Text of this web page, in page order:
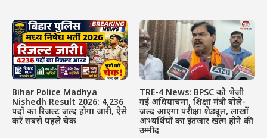
Bihar Police Madhya
Nishedh Result 2026: 4,236
पदों का रिजल्ट जल्द होगा जारी, ऐसे
करें सबसे पहले चेक
TRE-4 News: BPSC को भेजी
गई अधियाचना, शिक्षा मंत्री बोले-
जल्द आएगा परीक्षा शेड्यूल, लाखों
अभ्यर्थियों का इंतजार खत्म होने की
उम्मीद